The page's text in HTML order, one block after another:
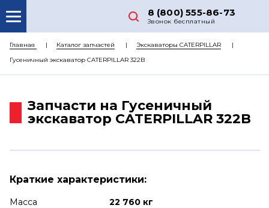
8 (800) 555-86-73
Звонок бесплатный
О НАС
КАТАЛОГ ЗАПЧАСТЕЙ
ДОСТАВКА
Главная Каталог запчастей
Экскаваторы CATERPILLAR
Гусеничный экскаватор CATERPILLAR 322B
Запчасти на Гусеничный
экскаватор CATERPILLAR 322B
Краткие характеристики:
Масса
22 760 кг